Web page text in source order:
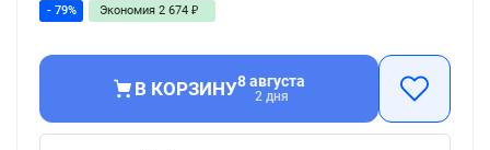
- 79% Экономия 2 674 ₽
В КОРЗИНУ8 августа
2 дня